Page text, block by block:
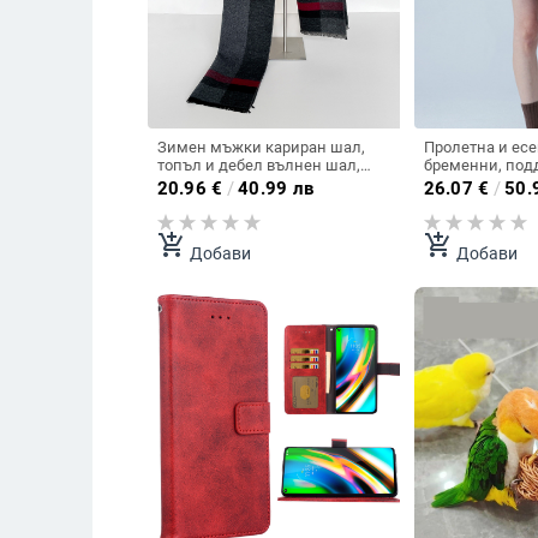
Зимен мъжки кариран шал,
топъл и дебел вълнен шал,
модерен и стилен, INS стил,
имитация на кашмир шал на
едро
20.96 € /40.99 лв
add_shopping_cart Добави
Пролетна и
бременни,
А-силует,
панталони за
пола против
популярен
пола за
26.07 € /
add_shopping_cart Добави